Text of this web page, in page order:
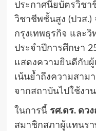
ประกาศนียบัตรวิชา
วิชาชีพชั้นสูง (ปวส.)
กรุงเทพธุรกิจ และวิ
ประจำปีการศึกษา
แสดงความยินดีกับผู้
เน้นย้ำถึงความสาม
จากสถาบันไปใช้งา
ในการนี้ รศ.ดร. ดว
สมาชิกสภาผู้แทนร